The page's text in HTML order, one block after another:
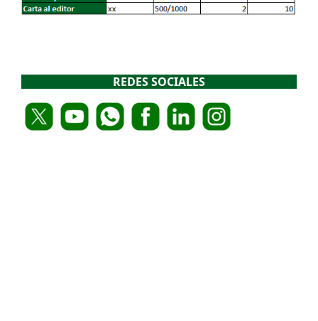
REDES SOCIALES